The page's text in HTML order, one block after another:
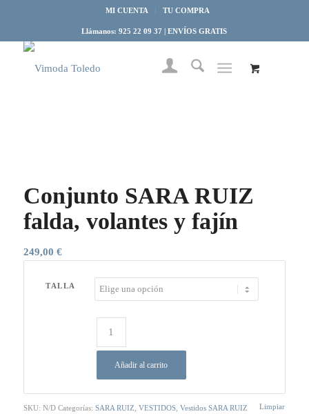
MI CUENTA TU COMPRA
Llámanos: 925 22 09 37 | ENVÍOS GRATIS
Conjunto SARA RUIZ
falda, volantes y fajín
249,00 €
TALLA
Limpiar
Añadir al carrito
SKU: N/D Categorías: SARA RUIZ VESTIDOS, Vestidos SARA RUIZ